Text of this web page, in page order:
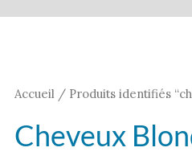
Accueil/ Produits identifiés
Cheveux